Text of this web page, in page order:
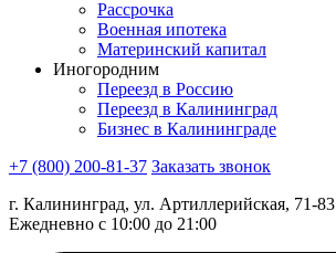
Рассрочка
Военная ипотека
Материнский капитал
Иногородним
Переезд в Россию
Переезд в Калининград
Бизнес в Калининграде
+7 (800) 200-81-37 Заказать звонок
г. Калининград, ул. Артиллерийская, 71-83
Ежедневно с 10:00 до 21:00